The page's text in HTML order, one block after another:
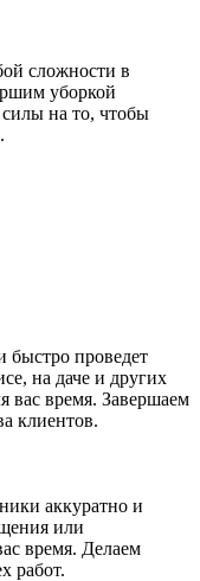
сложности в
уборкой
на то, чтобы
быстро проведет
на даче и других
вас время. Завершаем
клиентов.
аккуратно и
или
время. Делаем
работ.